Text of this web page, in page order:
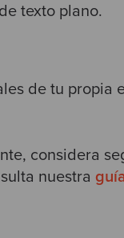
texto plano.
de tu propia
considera
nuestra